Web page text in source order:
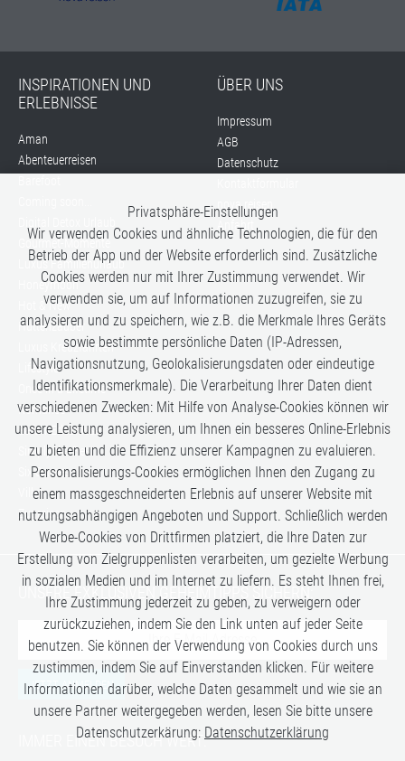
INSPIRATIONEN UND
ERLEBNISSE
Aman
Abenteuerreisen
Gourmet-Momente
Luxus Familienurlaub
Honeymoon
Hot & New
Hüttenzauber
Luxus Kreuzfahrten
Lifestyle
Once in a Lifetime
Romance
Safari-Erlebnisse
Simply the Best
Six Senses
Villen
Zugreisen
ÜBER UNS
Impressum
AGB
Datenschutz
nova reisen
Anfahrt
UNSERE EXKLUSIVEN GEHEIMTIPPS SICHERN:
JETZT ANMELDEN
IMMER EINEN BESUCH WERT:
Privatsphäre-Einstellungen
Wir verwenden Cookies und ähnliche Technologien, die für den
Betrieb der App und der Website erforderlich sind. Zusätzliche
Cookies werden nur mit Ihrer Zustimmung verwendet. Wir
verwenden sie, um auf Informationen zuzugreifen, sie zu
analysieren und zu speichern, wie z.B. die Merkmale Ihres Geräts
sowie bestimmte persönliche Daten (IP-Adressen,
Navigationsnutzung, Geolokalisierungsdaten oder eindeutige
Identifikationsmerkmale). Die Verarbeitung Ihrer Daten dient
verschiedenen Zwecken: Mit Hilfe von Analyse-Cookies können wir
unsere Leistung analysieren, um Ihnen ein besseres Online-Erlebnis
zu bieten und die Effizienz unserer Kampagnen zu evaluieren.
Personalisierungs-Cookies ermöglichen Ihnen den Zugang zu
einem massgeschneiderten Erlebnis auf unserer Website mit
nutzungsabhängigen Angeboten und Support. Schließlich werden
Werbe-Cookies von Drittfirmen platziert, die Ihre Daten zur
Erstellung von Zielgruppenlisten verarbeiten, um gezielte Werbung
in sozialen Medien und im Internet zu liefern. Es steht Ihnen frei,
Ihre Zustimmung jederzeit zu geben, zu verweigern oder
zurückzuziehen, indem Sie den Link unten auf jeder Seite
benutzen. Sie können der Verwendung von Cookies durch uns
zustimmen, indem Sie auf Einverstanden klicken. Für weitere
Informationen darüber, welche Daten gesammelt und wie sie an
unsere Partner weitergegeben werden, lesen Sie bitte unsere
Datenschutzerkärung: Datenschutzerklärung